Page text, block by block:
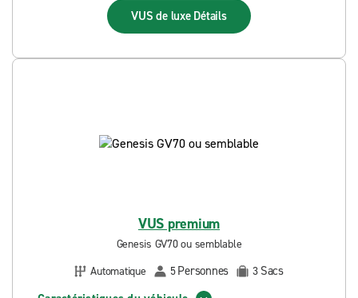
VUS de luxe Détails
VUS premium
Genesis GV70 ou semblable
Automatique
5Personnes 3 Sacs